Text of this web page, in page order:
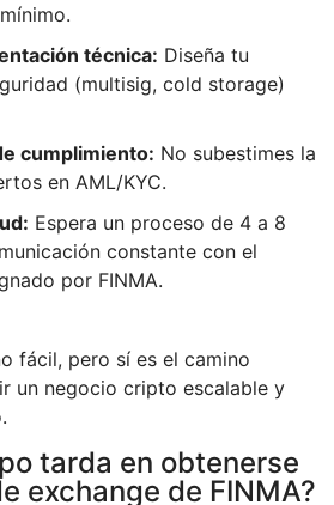
técnica: Diseña tu
(multisig, cold storage)
cumplimiento: No subestimes la
en AML/KYC.
Espera un proceso de 4 a 8
constante con el
por FINMA.
fácil, pero sí es el camino
un negocio cripto escalable y
tarda en obtenerse
exchange de FINMA?